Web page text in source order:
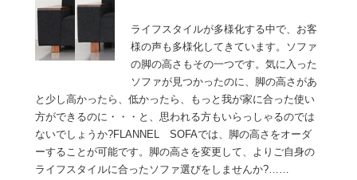
ライフスタイルが多様化する中で、お客
様の声も多様化してきています。ソファ
の脚の高さもその一つです。気に入った
ソファが見つかったのに、脚の高さがあ
と少し高かったら、低かったら、もっと我が家に合った使い
方ができるのに・・・と、思われる方もいらっしゃるのでは
ないでしょうか?FLANNEL SOFAでは、脚の高さをオーダ
ーすることが可能です。脚の高さを変更して、よりご自身の
ライフスタイルに合ったソファ選びをしませんか?……